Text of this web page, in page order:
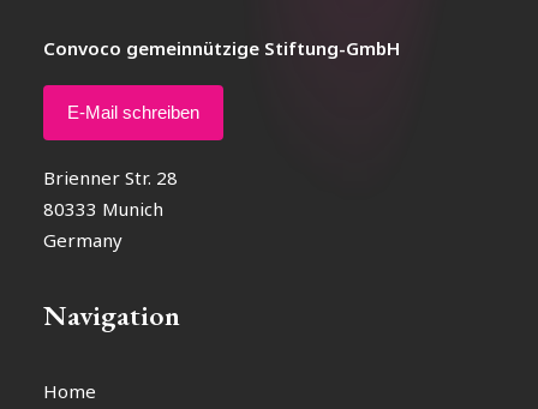
Convoco gemeinnützige Stiftung-GmbH
E-Mail schreiben
Brienner Str. 28
80333 Munich
Germany
Navigation
Home